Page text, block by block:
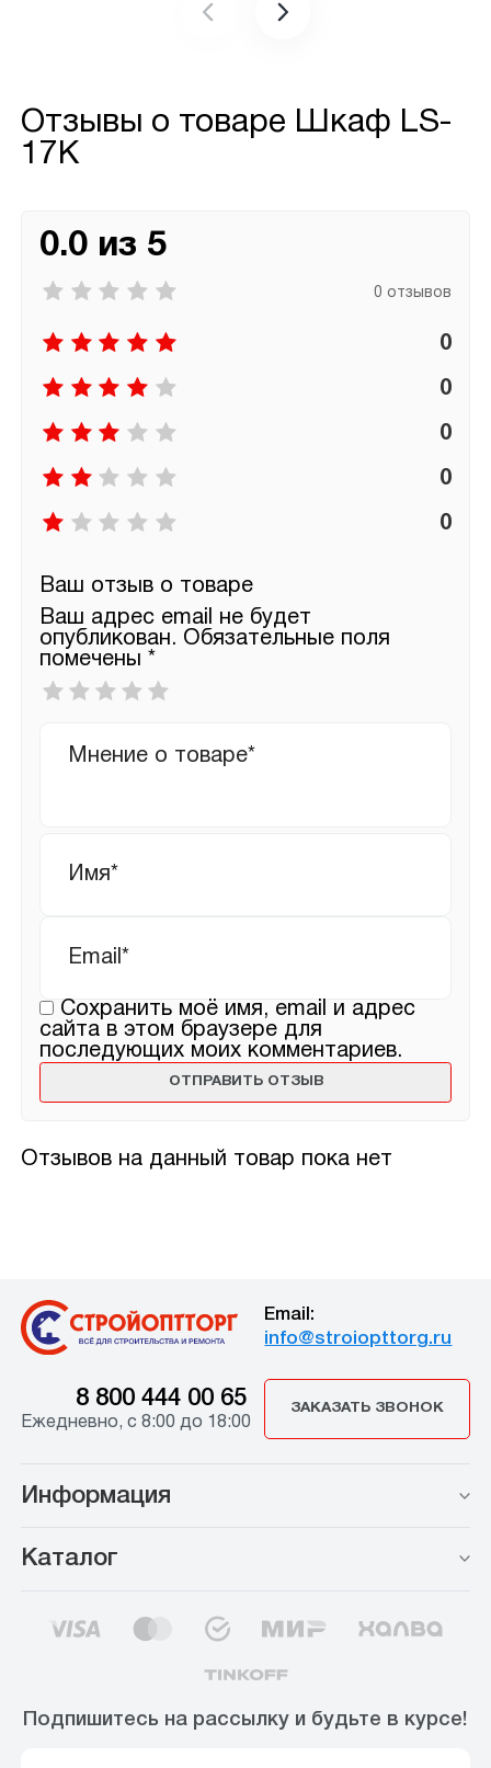
Отзывы о товаре Шкаф LS-
17К
Отзывов на данный товар пока нет
0.0 из 5
0 отзывов
0
0
0
0
0
Ваш отзыв о товаре
Ваш адрес email не будет
опубликован. Обязательные поля
помечены *
Ваша
оценка
отзыв
Сохранить моё имя, email и адрес
сайта в этом браузере для
последующих моих комментариев.
Email:
info@stroiopttorg.ru
8 800 444 00 65
Ежедневно, с 8:00 до 18:00
ЗАКАЗАТЬ ЗВОНОК
Информация
Каталог
Подпишитесь на рассылку и будьте в курсе!